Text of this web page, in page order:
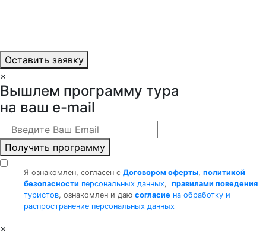
Оставить заявку
×
Вышлем программу тура
на ваш e-mail
Получить программу
Я ознакомлен, согласен с Договором оферты, политикой
безопасности персональных данных, правилами поведения
туристов, ознакомлен и даю согласие на обработку и
распространение персональных данных
×